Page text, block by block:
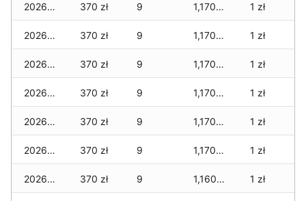
2026-01-14 370 zł 9 1,170 zł 1 zł
2026-01-13 370 zł 9 1,170 zł 1 zł
2026-01-12 370 zł 9 1,170 zł 1 zł
2026-01-11 370 zł 9 1,170 zł 1 zł
2026-01-09 370 zł 9 1,170 zł 1 zł
2026-01-08 370 zł 9 1,170 zł 1 zł
2026-01-07 370 zł 9 1,160 zł 1 zł